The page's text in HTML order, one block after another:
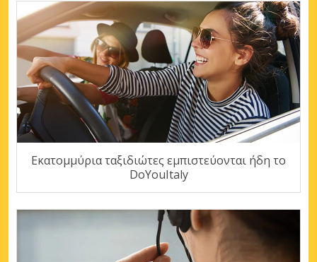
Εκατομμύρια ταξιδιώτες εμπιστεύονται ήδη το
DoYouItaly